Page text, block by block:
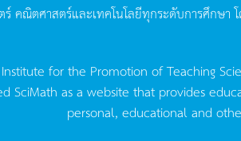
ร์คณิตศาสตร์และเทคโนโลยีทุกระดับการศึกษา
for the Promotion of Teaching
SciMath as a website that provides
personal, educational and